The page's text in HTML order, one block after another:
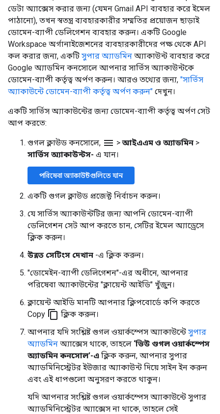
ডেটা অ্যাক্সেস করার জন্য (যেমন Gmail API ব্যবহার করে ইমেল
পাঠানো), তখন স্বতন্ত্র ব্যবহারকারীর সম্মতির প্রয়োজন ছাড়াই
ডোমেন-ব্যাপী ডেলিগেশন ব্যবহার করুন। একটি Google
Workspace অর্গানাইজেশনের ব্যবহারকারীদের পক্ষ থেকে API
কল করার জন্য, একটি সুপার অ্যাডমিন অ্যাকাউন্ট ব্যবহার করে
Google অ্যাডমিন কনসোলে আপনার সার্ভিস অ্যাকাউন্টকে
ডোমেন-ব্যাপী কর্তৃত্ব অর্পণ করুন। আরও তথ্যের জন্য, "সার্ভিস
অ্যাকাউন্টে ডোমেন-ব্যাপী কর্তৃত্ব অর্পণ করুন" দেখুন।
একটি সার্ভিস অ্যাকাউন্টের জন্য ডোমেন-ব্যাপী কর্তৃত্ব অর্পণ সেট
আপ করতে:
গুগল ক্লাউড কনসোলে, menu > আইএএম ও অ্যাডমিন >
সার্ভিস অ্যাকাউন্টস- এ যান।
পরিষেবা অ্যাকাউন্টগুলিতে যান
একটি গুগল ক্লাউড প্রজেক্ট নির্বাচন করুন।
যে সার্ভিস অ্যাকাউন্টটির জন্য আপনি ডোমেন-ব্যাপী
ডেলিগেশন সেট আপ করতে চান, সেটির ইমেল অ্যাড্রেসে
ক্লিক করুন।
উন্নত সেটিংস দেখান -এ ক্লিক করুন।
"ডোমেইন-ব্যাপী ডেলিগেশন"-এর অধীনে, আপনার
পরিষেবা অ্যাকাউন্টের "ক্লায়েন্ট আইডি" খুঁজুন।
ক্লায়েন্ট আইডি মানটি আপনার ক্লিপবোর্ডে কপি করতে
Copy content_copy ক্লিক করুন।
আপনার যদি সংশ্লিষ্ট গুগল ওয়ার্কস্পেস অ্যাকাউন্টে সুপার
অ্যাডমিন অ্যাক্সেস থাকে, তাহলে ‘ভিউ গুগল ওয়ার্কস্পেস
অ্যাডমিন কনসোল’-এ ক্লিক করুন, আপনার সুপার
অ্যাডমিনিস্ট্রেটর ইউজার অ্যাকাউন্ট দিয়ে সাইন ইন করুন
এবং এই ধাপগুলো অনুসরণ করতে থাকুন।
যদি আপনার সংশ্লিষ্ট গুগল ওয়ার্কস্পেস অ্যাকাউন্টে সুপার
অ্যাডমিনিস্ট্রেটর অ্যাক্সেস না থাকে, তাহলে সেই